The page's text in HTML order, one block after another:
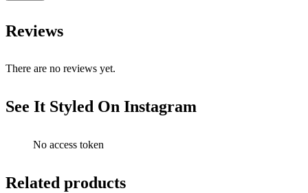
Reviews
There are no reviews yet.
See It Styled On Instagram
No access token
Related products